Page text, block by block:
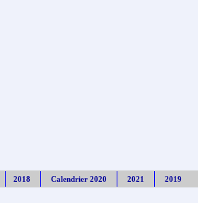
2018 Calendrier 2020 2021 2019